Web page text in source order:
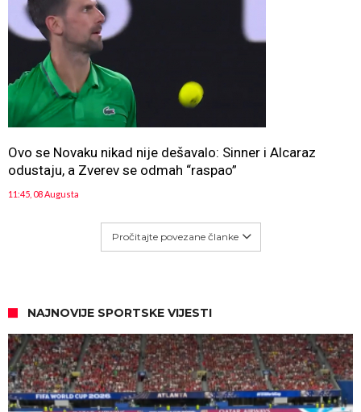
Ovo se Novaku nikad nije dešavalo: Sinner i Alcaraz
odustaju, a Zverev se odmah “raspao”
11:45, 08 Augusta
Pročitajte povezane članke
NAJNOVIJE SPORTSKE VIJESTI